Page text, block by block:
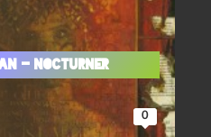
– Nocturner
0